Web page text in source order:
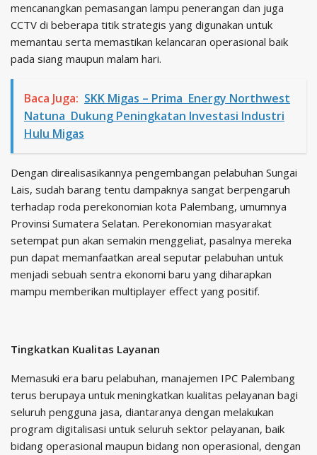
mencanangkan pemasangan lampu penerangan dan juga
CCTV di beberapa titik strategis yang digunakan untuk
memantau serta memastikan kelancaran operasional baik
pada siang maupun malam hari.
Baca Juga: SKK Migas – Prima Energy Northwest
Natuna Dukung Peningkatan Investasi Industri
Hulu Migas
Dengan direalisasikannya pengembangan pelabuhan Sungai
Lais, sudah barang tentu dampaknya sangat berpengaruh
terhadap roda perekonomian kota Palembang, umumnya
Provinsi Sumatera Selatan. Perekonomian masyarakat
setempat pun akan semakin menggeliat, pasalnya mereka
pun dapat memanfaatkan areal seputar pelabuhan untuk
menjadi sebuah sentra ekonomi baru yang diharapkan
mampu memberikan multiplayer effect yang positif.
Tingkatkan Kualitas Layanan
Memasuki era baru pelabuhan, manajemen IPC Palembang
terus berupaya untuk meningkatkan kualitas pelayanan bagi
seluruh pengguna jasa, diantaranya dengan melakukan
program digitalisasi untuk seluruh sektor pelayanan, baik
bidang operasional maupun bidang non operasional, dengan